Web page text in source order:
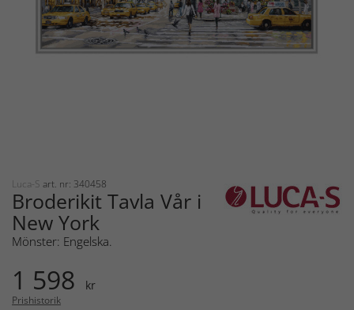
Luca-S art. nr: 340458
Broderikit Tavla Vår i
New York
Mönster: Engelska.
1 598 kr
Prishistorik